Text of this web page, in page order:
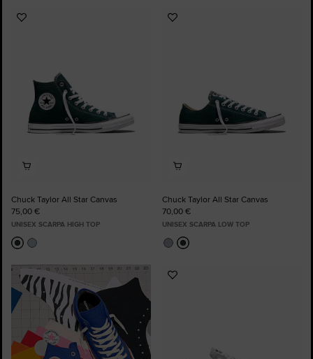
Aggiungi
Chuck Taylor All Star Canvas
75,00 €
UNISEX SCARPA HIGH TOP
Aggiungi
Chuck Taylor All Star Canvas
70,00 €
UNISEX SCARPA LOW TOP
Aggiungi